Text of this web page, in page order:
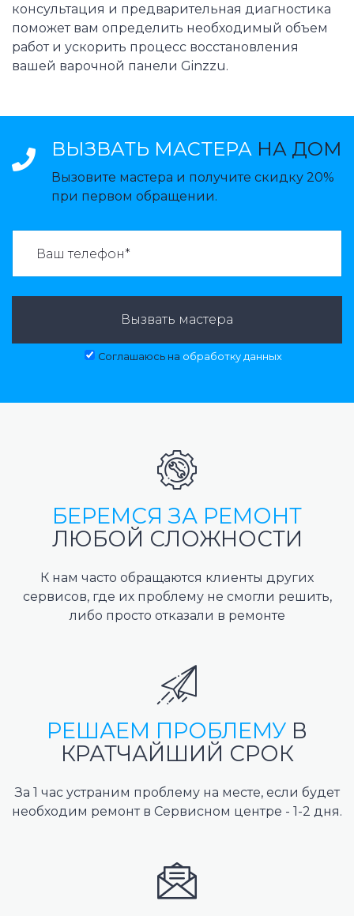
консультация и предварительная диагностика
поможет вам определить необходимый объем
работ и ускорить процесс восстановления
вашей варочной панели Ginzzu.
ВЫЗВАТЬ МАСТЕРА НА ДОМ
Вызовите мастера и получите скидку 20%
при первом обращении.
Вызвать мастера
Соглашаюсь на обработку данных
БЕРЕМСЯ ЗА РЕМОНТ
ЛЮБОЙ СЛОЖНОСТИ
К нам часто обращаются клиенты других
сервисов, где их проблему не смогли решить,
либо просто отказали в ремонте
РЕШАЕМ ПРОБЛЕМУ В
КРАТЧАЙШИЙ СРОК
За 1 час устраним проблему на месте, если будет
необходим ремонт в Сервисном центре - 1-2 дня.